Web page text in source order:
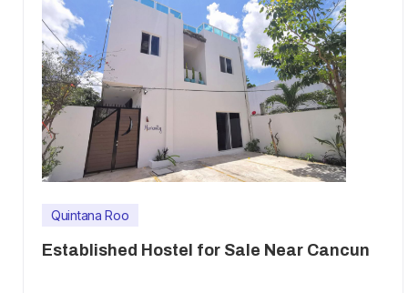
Quintana Roo
Established Hostel for Sale Near Cancun